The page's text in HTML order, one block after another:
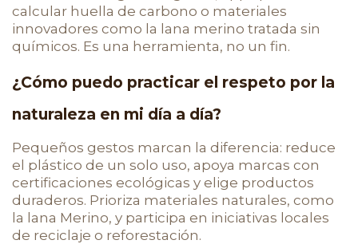
calcular huella de carbono o materiales
innovadores como la lana merino tratada sin
químicos. Es una herramienta, no un fin.
¿Cómo puedo practicar el respeto por la
naturaleza en mi día a día?
Pequeños gestos marcan la diferencia: reduce
el plástico de un solo uso, apoya marcas con
certificaciones ecológicas y elige productos
duraderos. Prioriza materiales naturales, como
la lana Merino, y participa en iniciativas locales
de reciclaje o reforestación.